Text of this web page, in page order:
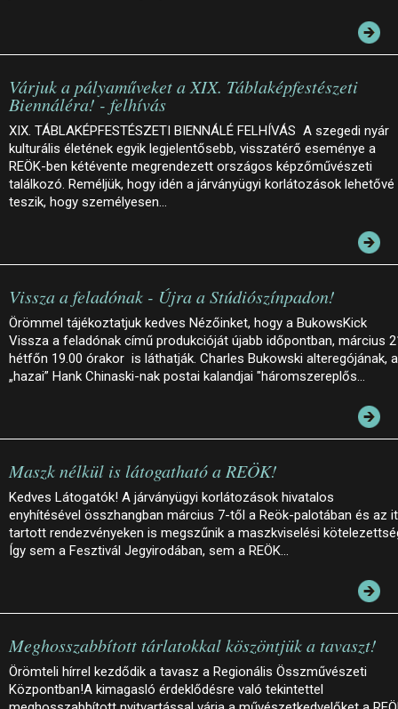
Várjuk a pályaműveket a XIX. Táblaképfestészeti
Biennáléra! - felhívás
XIX. TÁBLAKÉPFESTÉSZETI BIENNÁLÉ FELHÍVÁS A szegedi nyár
kulturális életének egyik legjelentősebb, visszatérő eseménye a
REÖK-ben kétévente megrendezett országos képzőművészeti
találkozó. Reméljük, hogy idén a járványügyi korlátozások lehetővé
teszik, hogy személyesen…
Vissza a feladónak - Újra a Stúdiószínpadon!
Örömmel tájékoztatjuk kedves Nézőinket, hogy a BukowsKick
Vissza a feladónak című produkcióját újabb időpontban, március
hétfőn 19.00 órakor is láthatják. Charles Bukowski alteregójának, a
„hazai” Hank Chinaski-nak postai kalandjai "háromszereplős…
Maszk nélkül is látogatható a REÖK!
Kedves Látogatók! A járványügyi korlátozások hivatalos
enyhítésével összhangban március 7-től a Reök-palotában és az
tartott rendezvényeken is megszűnik a maszkviselési
Így sem a Fesztivál Jegyirodában, sem a REÖK…
Meghosszabbított tárlatokkal köszöntjük a tavaszt!
Örömteli hírrel kezdődik a tavasz a Regionális Összművészeti
Központban!A kimagasló érdeklődésre való tekintettel